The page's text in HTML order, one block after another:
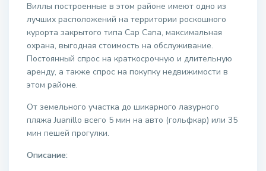
Виллы построенные в этом районе имеют одно из
лучших расположений на территории роскошного
курорта закрытого типа Cap Cana, максимальная
охрана, выгодная стоимость на обслуживание.
Постоянный спрос на краткосрочную и длительную
аренду, а также спрос на покупку недвижимости в
этом районе.
От земельного участка до шикарного лазурного
пляжа Juanillo всего 5 мин на авто (гольфкар) или 35
мин пешей прогулки.
Описание: